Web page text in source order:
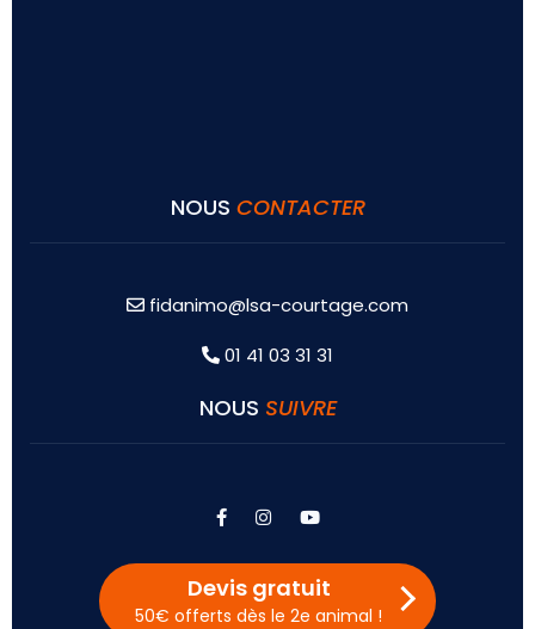
NOUS CONTACTER
fidanimo@lsa-courtage.com
01 41 03 31 31
NOUS SUIVRE
facebookinstagramyoutube
Devis gratuit
50€ offerts dès le 2e animal !